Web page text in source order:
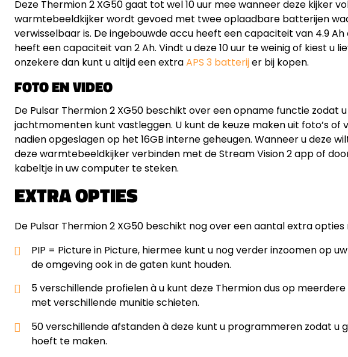
Deze Thermion 2 XG50 gaat tot wel 10 uur mee wanneer deze kijker
warmtebeeldkijker wordt gevoed met twee oplaadbare batterijen
verwisselbaar is. De ingebouwde accu heeft een capaciteit van 4.9
heeft een capaciteit van 2 Ah. Vindt u deze 10 uur te weinig of kiest u
onzekere dan kunt u altijd een extraAPS 3 batterijer bij kopen.
FOTO EN VIDEO
De Pulsar Thermion 2 XG50 beschikt over een opname functie zodat
jachtmomenten kunt vastleggen. U kunt de keuze maken uit foto’s of
nadien opgeslagen op het 16GB interne geheugen. Wanneer u deze
deze warmtebeeldkijker verbinden met de Stream Vision 2 app of
kabeltje in uw computer te steken.
EXTRA OPTIES
De Pulsar Thermion 2 XG50 beschikt nog over een aantal extra opties
PIP = Picture in Picture, hiermee kunt u nog verder inzoomen op
de omgeving ook in de gaten kunt houden.
5 verschillende profielen à u kunt deze Thermion dus op
met verschillende munitie schieten.
50 verschillende afstanden à deze kunt u programmeren zodat u
hoeft te maken.